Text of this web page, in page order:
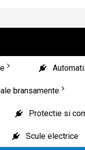
bransamente
Protectie si
Scule electrice